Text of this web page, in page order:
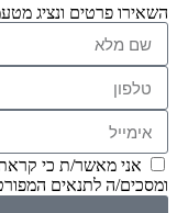
השאירו פרטים ונציג
אני מאשר/ת כי
ומסכים/ה לתנאים